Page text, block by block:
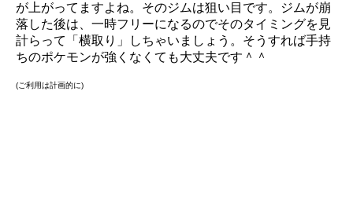
が上がってますよね。そのジムは狙い目です。ジムが崩
落した後は、一時フリーになるのでそのタイミングを見
計らって「横取り」しちゃいましょう。そうすれば手持
ちのポケモンが強くなくても大丈夫です＾＾
(ご利用は計画的に)